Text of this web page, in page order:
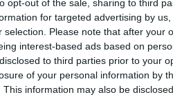
opt-out of the sale, sharing to third
for targeted advertising by
selection. Please note that after your
interest-based ads based on
to third parties prior to your
of your personal information by
This information may also be
21:52
ideje védi a pixeleseket, itt van az
szemben.
vadászott nőkre a